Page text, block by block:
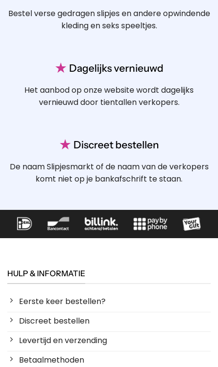
Bestel verse gedragen slipjes en andere opwindende
kleding en seks speeltjes.
★ Dagelijks vernieuwd
Het aanbod op onze website wordt dagelijks
vernieuwd door tientallen verkopers.
★ Discreet bestellen
De naam Slipjesmarkt of de naam van de verkopers
komt niet op je bankafschrift te staan.
HULP & INFORMATIE
Eerste keer bestellen?
Discreet bestellen
Levertijd en verzending
Betaalmethoden